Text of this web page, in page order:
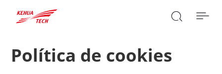

Política de cookies